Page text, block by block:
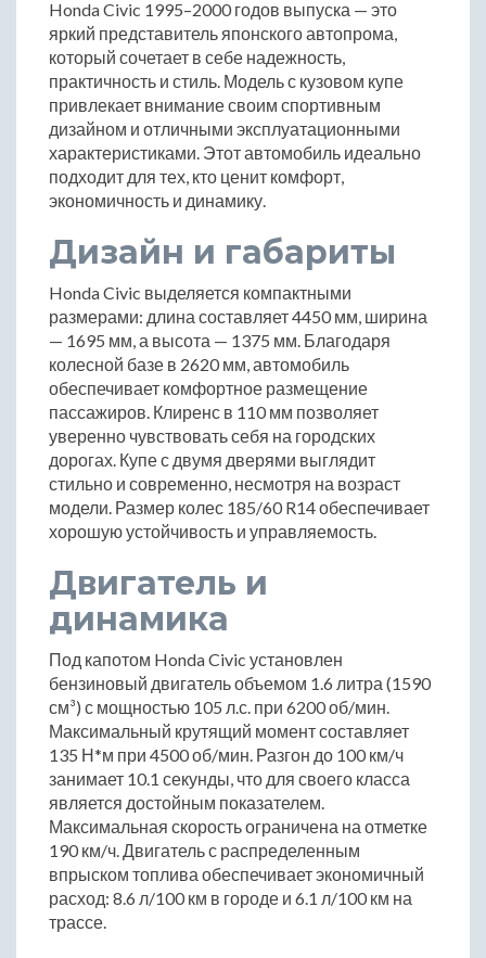
Honda Civic 1995–2000 годов выпуска — это
яркий представитель японского автопрома,
который сочетает в себе надежность,
практичность и стиль. Модель с кузовом купе
привлекает внимание своим спортивным
дизайном и отличными эксплуатационными
характеристиками. Этот автомобиль идеально
подходит для тех, кто ценит комфорт,
экономичность и динамику.
Дизайн и габариты
Honda Civic выделяется компактными
размерами: длина составляет 4450 мм, ширина
— 1695 мм, а высота — 1375 мм. Благодаря
колесной базе в 2620 мм, автомобиль
обеспечивает комфортное размещение
пассажиров. Клиренс в 110 мм позволяет
уверенно чувствовать себя на городских
дорогах. Купе с двумя дверями выглядит
стильно и современно, несмотря на возраст
модели. Размер колес 185/60 R14 обеспечивает
хорошую устойчивость и управляемость.
Двигатель и
динамика
Под капотом Honda Civic установлен
бензиновый двигатель объемом 1.6 литра (1590
см³) с мощностью 105 л.с. при 6200 об/мин.
Максимальный крутящий момент составляет
135 Н*м при 4500 об/мин. Разгон до 100 км/ч
занимает 10.1 секунды, что для своего класса
является достойным показателем.
Максимальная скорость ограничена на отметке
190 км/ч. Двигатель с распределенным
впрыском топлива обеспечивает экономичный
расход: 8.6 л/100 км в городе и 6.1 л/100 км на
трассе.